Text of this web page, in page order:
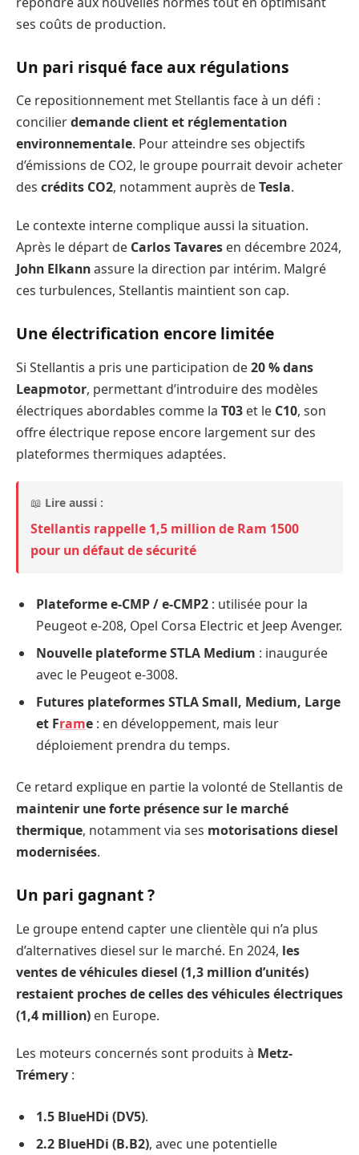
ses coûts de production.
Un pari risqué face aux régulations
Ce repositionnement met Stellantis face à un défi :
concilierdemande client et réglementation
environnementale. Pour atteindre ses objectifs
d’émissions de CO2, le groupe pourrait devoir acheter
des crédits CO2, notamment auprès deTesla.
Le contexte interne complique aussi la situation.
Après le départ de Carlos Tavares en décembre 2024,
John Elkannassure la direction par intérim. Malgré
ces turbulences, Stellantis maintient son cap.
Une électrification encore limitée
Si Stellantis a pris une participation de20 % dans
Leapmotor, permettant d’introduire des modèles
électriques abordables comme la T03 et le C10, son
offre électrique repose encore largement sur des
plateformes thermiques adaptées.
📖 Lire aussi :
Stellantis rappelle 1,5 million de Ram 1500
pour un défaut de sécurité
Plateforme e-CMP / e-CMP2 : utilisée pour la
Peugeot e-208, Opel Corsa Electric et Jeep Avenger.
Nouvelle plateforme STLA Medium : inaugurée
avec le Peugeot e-3008.
Futures plateformes STLA Small, Medium, Large
et Frame : en développement, mais leur
déploiement prendra du temps.
Ce retard explique en partie la volonté de Stellantis de
maintenir une forte présence sur le marché
thermique, notamment via ses motorisations diesel
modernisées.
Un pari gagnant ?
Le groupe entend capter une clientèle qui n’a plus
d’alternatives diesel sur le marché. En 2024, les
ventes de véhicules diesel (1,3 million d’unités)
restaient proches de celles des véhicules électriques
(1,4 million) en Europe.
Les moteurs concernés sont produits à Metz-
Trémery :
1.5 BlueHDi (DV5).
2.2 BlueHDi (B.B2), avec une potentielle